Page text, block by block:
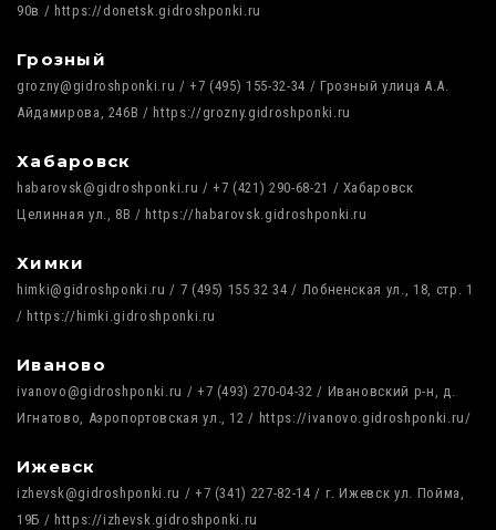
90в / https://donetsk.gidroshponki.ru
Грозный
grozny@gidroshponki.ru / +7 (495) 155-32-34 / Грозный улица А.А.
Айдамирова, 246В / https://grozny.gidroshponki.ru
Хабаровск
habarovsk@gidroshponki.ru / +7 (421) 290-68-21 / Хабаровск
Целинная ул., 8В / https://habarovsk.gidroshponki.ru
Химки
himki@gidroshponki.ru / 7 (495) 155 32 34 / Лобненская ул., 18, стр. 1
/ https://himki.gidroshponki.ru
Иваново
ivanovo@gidroshponki.ru / +7 (493) 270-04-32 / Ивановский р-н, д.
Игнатово, Аэропортовская ул., 12 / https://ivanovo.gidroshponki.ru/
Ижевск
izhevsk@gidroshponki.ru / +7 (341) 227-82-14 / г. Ижевск ул. Пойма,
19Б / https://izhevsk.gidroshponki.ru